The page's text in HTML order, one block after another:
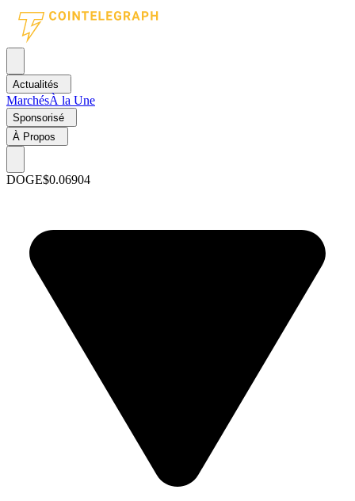
Actualités
MarchésÀ la Une
Sponsorisé
À Propos
DOGE$0.06904